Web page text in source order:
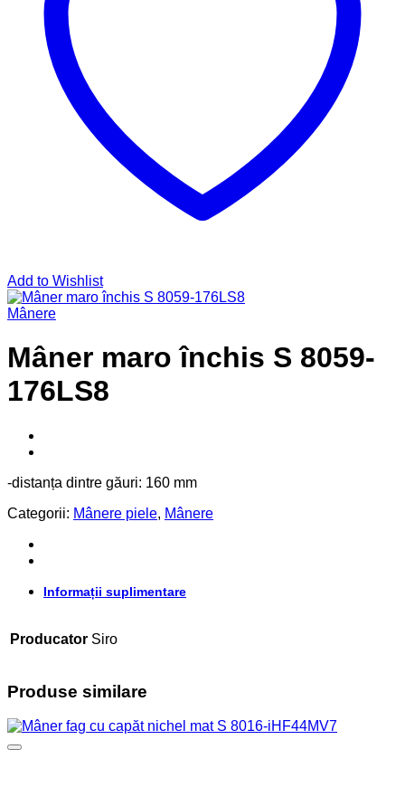
Add to Wishlist
Mânere
Mâner maro închis S 8059-
176LS8
-distanța dintre găuri: 160 mm
Categorii: Mânere piele, Mânere
Informații suplimentare
Producator Siro
Produse similare